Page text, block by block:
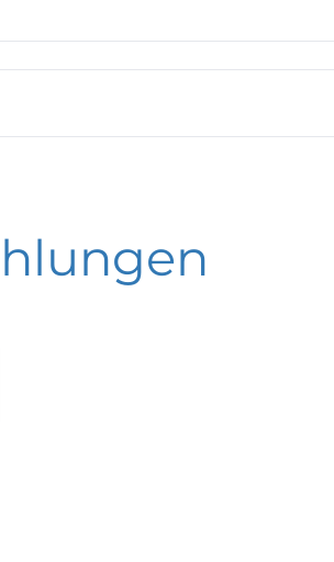
Manometer RFCh RFChG